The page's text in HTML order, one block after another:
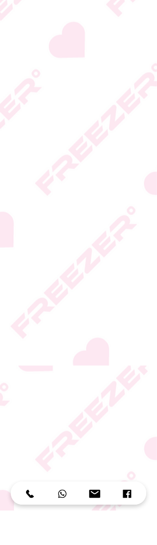
גבי האריזה
* טעות סופר בתיאור המוצר
או במחירו לא תחייב את